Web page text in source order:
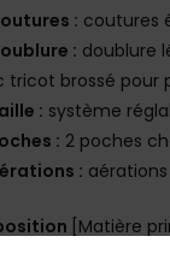
: coutures
: doublure
tricot brossé pour
: système
: 2 poches
:
[Matière